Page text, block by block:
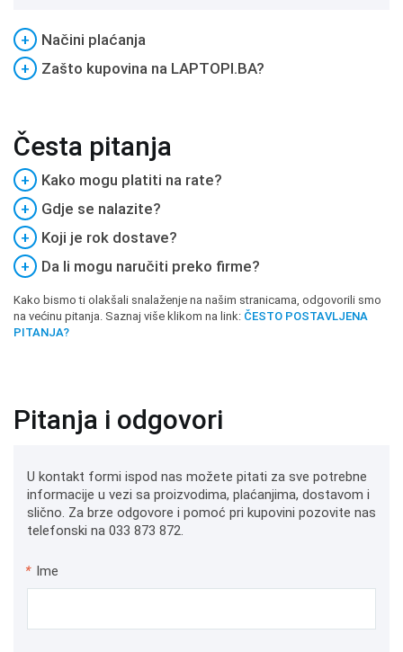
+
Načini plaćanja
+
Zašto kupovina na LAPTOPI.BA?
Česta pitanja
+
Kako mogu platiti na rate?
+
Gdje se nalazite?
+
Koji je rok dostave?
+
Da li mogu naručiti preko firme?
Kako bismo ti olakšali snalaženje na našim stranicama, odgovorili smo
na većinu pitanja. Saznaj više klikom na link: ČESTO POSTAVLJENA
PITANJA?
Pitanja i odgovori
U kontakt formi ispod nas možete pitati za sve potrebne
informacije u vezi sa proizvodima, plaćanjima, dostavom i
slično. Za brze odgovore i pomoć pri kupovini pozovite nas
telefonski na 033 873 872.
* Ime